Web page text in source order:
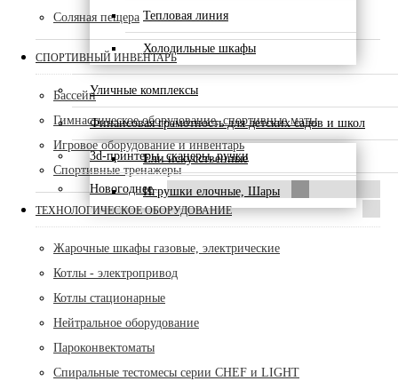
Тепловая линия
Холодильные шкафы
Уличные комплексы
Финансовая грамотность для детских садов и школ
3d-принтеры, сканеры, ручки
Новогоднее
Ели искусственные
Игрушки елочные, Шары
Соляная пещера
СПОРТИВНЫЙ ИНВЕНТАРЬ
Бассейн
Гимнастическое оборудование, спортивные маты
Игровое оборудование и инвентарь
Спортивные тренажеры
ТЕХНОЛОГИЧЕСКОЕ ОБОРУДОВАНИЕ
Жарочные шкафы газовые, электрические
Котлы - электропривод
Котлы стационарные
Нейтральное оборудование
Пароконвектоматы
Спиральные тестомесы серии CHEF и LIGHT